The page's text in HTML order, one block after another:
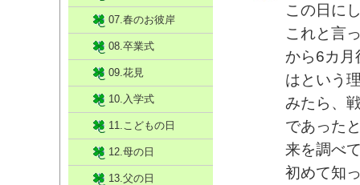
この日に
これと言
から6カ月
はという
みたら、
であった
来を調べ
初めて知
07.春のお彼岸
08.卒業式
09.花見
10.入学式
11.こどもの日
12.母の日
13.父の日